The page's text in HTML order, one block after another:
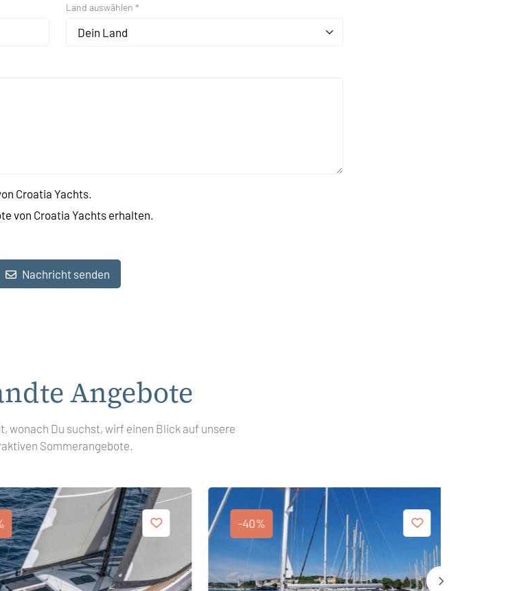
Land auswählen *
Dein Land
Croatia Yachts.
von Croatia Yachts erhalten.
Nachricht senden
Angebote
wonach Du suchst, wirf einen Blick auf unsere
Sommerangebote.
-40%